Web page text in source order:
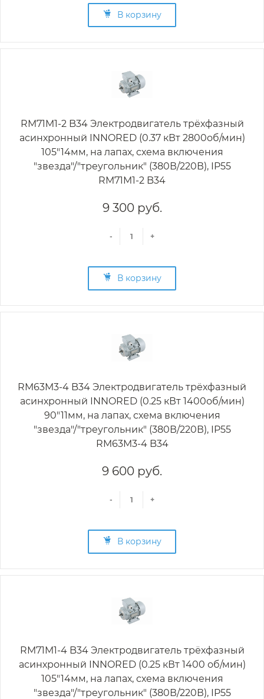
В корзину
RM71M1-2 B34 Электродвигатель трёхфазный
асинхронный INNORED (0.37 кВт 2800об/мин)
105"14мм, на лапах, схема включения
"звезда"/"треугольник" (380В/220В), IP55
RM71M1-2 B34
9 300 руб.
- +
В корзину
RM63M3-4 B34 Электродвигатель трёхфазный
асинхронный INNORED (0.25 кВт 1400об/мин)
90"11мм, на лапах, схема включения
"звезда"/"треугольник" (380В/220В), IP55
RM63M3-4 B34
9 600 руб.
- +
В корзину
RM71M1-4 B34 Электродвигатель трёхфазный
асинхронный INNORED (0.25 кВт 1400 об/мин)
105"14мм, на лапах, схема включения
"звезда"/"треугольник" (380В/220В), IP55